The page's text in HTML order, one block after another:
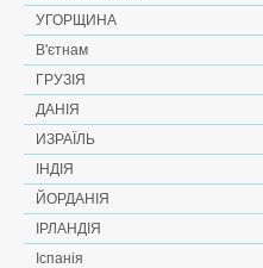
УГОРЩИНА
В'єтнам
ГРУЗІЯ
ДАНІЯ
ИЗРАЇЛЬ
ІНДІЯ
ЙОРДАНІЯ
ІРЛАНДІЯ
Іспанія